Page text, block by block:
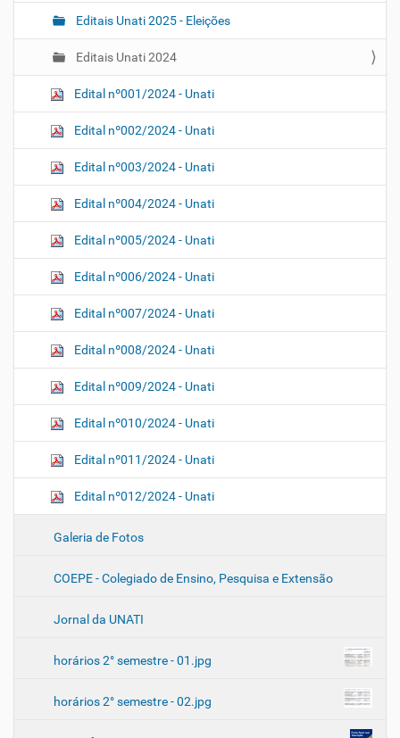
Editais Unati 2025 - Eleições
Editais Unati 2024
Edital nº001/2024 - Unati
Edital nº002/2024 - Unati
Edital nº003/2024 - Unati
Edital nº004/2024 - Unati
Edital nº005/2024 - Unati
Edital nº006/2024 - Unati
Edital nº007/2024 - Unati
Edital nº008/2024 - Unati
Edital nº009/2024 - Unati
Edital nº010/2024 - Unati
Edital nº011/2024 - Unati
Edital nº012/2024 - Unati
Galeria de Fotos
COEPE - Colegiado de Ensino, Pesquisa e Extensão
Jornal da UNATI
horários 2° semestre - 01.jpg
horários 2° semestre - 02.jpg